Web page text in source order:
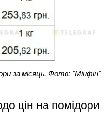
за місяць. Фото: "Мінфін"
цін на помідори